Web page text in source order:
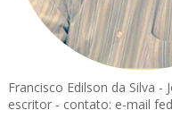
Francisco Edilson da Silva -
escritor - contato: e-mail